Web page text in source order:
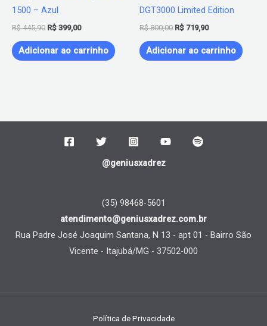
1500 – Azul
R$445,90 R$ 399,00
Adicionar ao carrinho
DGT3000 Limited Edition
R$800,00 R$ 719,90
Adicionar ao carrinho
@geniusxadrez
(35) 98468-5601
atendimento@geniusxadrez.com.br
Rua Padre José Joaquim Santana, N 13 - apt 01 - Bairro São
Vicente - Itajubá/MG - 37502-000
Política de Privacidade